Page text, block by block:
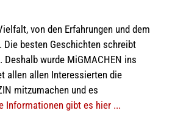
von den Erfahrungen und dem
Die besten Geschichten schreibt
Deshalb wurde MiGMACHEN ins
allen allen Interessierten die
mitzumachen und es
Informationen gibt es hier ...